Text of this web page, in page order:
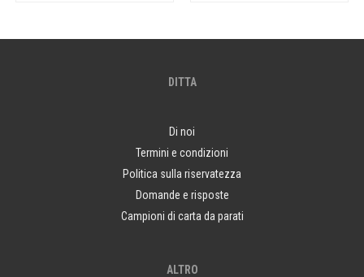
DITTA
Di noi
Termini e condizioni
Politica sulla riservatezza
Domande e risposte
Campioni di carta da parati
ALTRO